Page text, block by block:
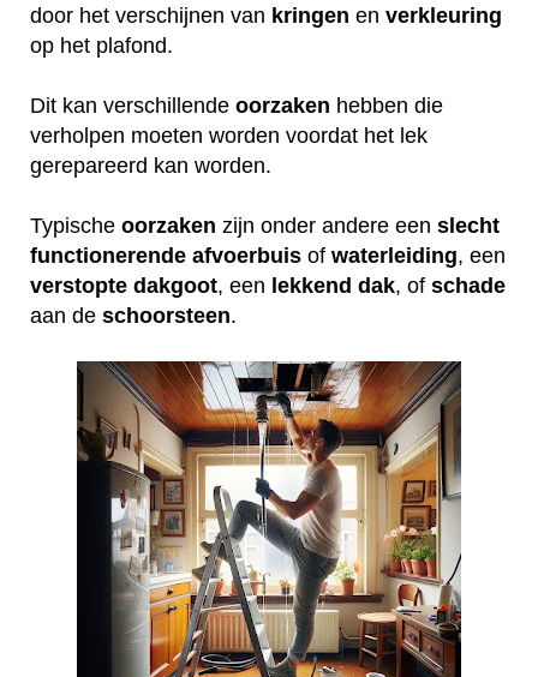
door het verschijnen van kringen en verkleuring
op het plafond.
Dit kan verschillende oorzaken hebben die
verholpen moeten worden voordat het lek
gerepareerd kan worden.
Typische oorzaken zijn onder andere een slecht
functionerende afvoerbuis of waterleiding, een
verstopte dakgoot, een lekkend dak, of schade
aan de schoorsteen.